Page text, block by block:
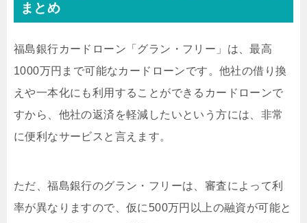
まとめ
福島銀行カードローン「グラン・フリー」は、最高
1000万円まで可能なカードローンです。他社の借り換
えや一本化にも利用することができるカードローンで
すから、他社の返済を軽減したいという方には、非常
に便利なサービスと言えます。
ただ、福島銀行のグラン・フリーは、審査によって利
率が異なりますので、仮に500万円以上の融資が可能と